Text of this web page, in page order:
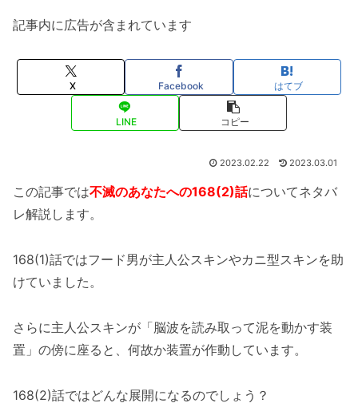
記事内に広告が含まれています
X Facebook はてブ
LINE コピー
2023.02.22 2023.03.01
この記事では不滅のあなたへの168(2)話についてネタバ
レ解説します。
168(1)話ではフード男が主人公スキンやカニ型スキンを助
けていました。
さらに主人公スキンが「脳波を読み取って泥を動かす装
置」の傍に座ると、何故か装置が作動しています。
168(2)話ではどんな展開になるのでしょう？